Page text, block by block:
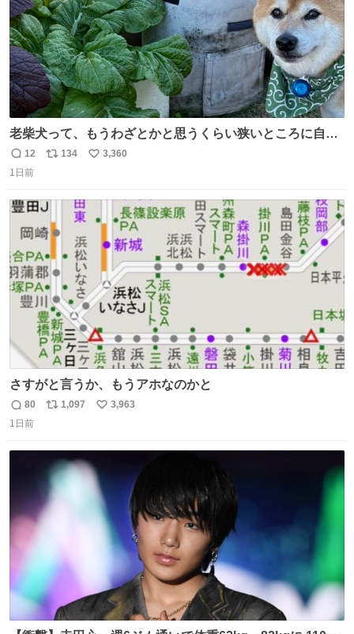
老柴犬って、もうわざとかと思うくらい狭いところに自ら
はまりにいくじゃないですか？ 今朝ガーデニングしてる飼
い主の間にはまってきて、最高に可愛かった♥️
返
信
12
リ
ト
数
134
い
3,360
1日前
さすがと言うか、もうアホなのかと
返
信
80
リ
ト
数
1,097
い
3,963
1日前